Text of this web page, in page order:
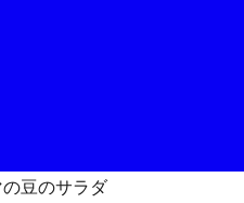
豆のサラダ